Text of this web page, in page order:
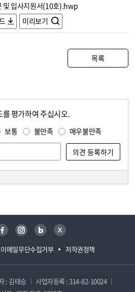
및 입사지원서(10호).hwp
미리보기
목록
평가하여 주십시오.
보통 불만족 매우불만족
이메일무단수집거부 저작권정책
페이스북 인스타그램 블로그 트위터
: 김태승
사업자등록 : 314-82-10024